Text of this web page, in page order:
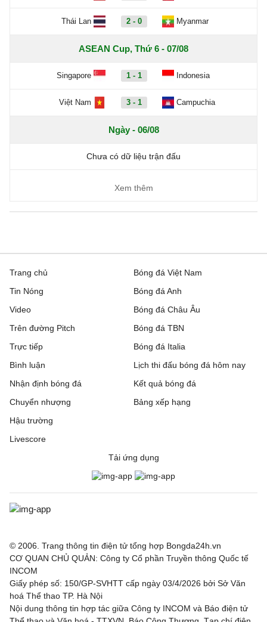
Thái Lan 2 - 0 Myanmar
ASEAN Cup, Thứ 6 - 07/08
Singapore 1 - 1 Indonesia
Việt Nam 3 - 1 Campuchia
Ngày - 06/08
Chưa có dữ liệu trận đấu
Xem thêm
Trang chủ
Tin Nóng
Video
Trên đường Pitch
Trực tiếp
Bóng đá Việt Nam
Bóng đá Anh
Bóng đá Châu Âu
Bóng đá TBN
Bóng đá Italia
Bình luận
Nhận định bóng đá
Chuyển nhượng
Hậu trường
Livescore
Lịch thi đấu bóng đá hôm nay
Kết quả bóng đá
Bảng xếp hạng
Tải ứng dụng
© 2006. Trang thông tin điện tử tổng hợp Bongda24h.vn
CƠ QUAN CHỦ QUẢN: Công ty Cổ phần Truyền thông Quốc tế
INCOM
Giấy phép số: 150/GP-SVHTT cấp ngày 03/4/2026 bởi Sở Văn
hoá Thể thao TP. Hà Nội
Nội dung thông tin hợp tác giữa Công ty INCOM và Báo điện tử